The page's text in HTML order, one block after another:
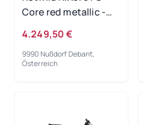
Core red metallic -
4.249,50 €
9990 Nußdorf Debant,
Österreich